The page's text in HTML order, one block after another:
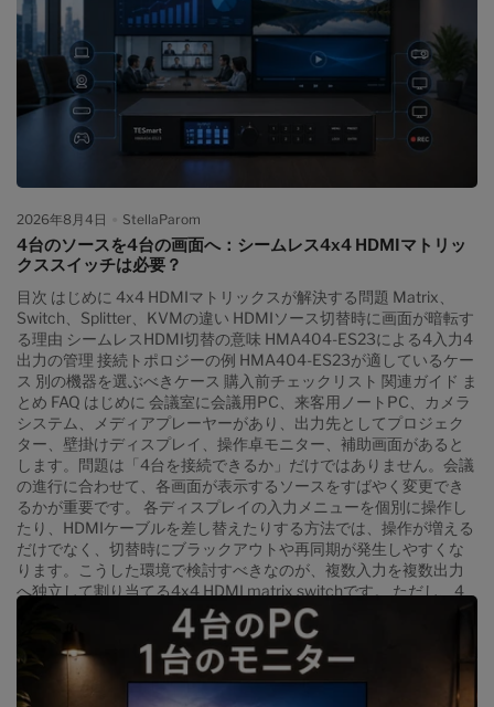
2026年8月4日 StellaParom
4台のソースを4台の画面へ：シームレス4x4 HDMIマトリッ
クススイッチは必要？
目次 はじめに 4x4 HDMIマトリックスが解決する問題 Matrix、
Switch、Splitter、KVMの違い HDMIソース切替時に画面が暗転す
る理由 シームレスHDMI切替の意味 HMA404-ES23による4入力4
出力の管理 接続トポロジーの例 HMA404-ES23が適しているケー
ス 別の機器を選ぶべきケース 購入前チェックリスト 関連ガイド ま
とめ FAQ はじめに 会議室に会議用PC、来客用ノートPC、カメラ
システム、メディアプレーヤーがあり、出力先としてプロジェク
ター、壁掛けディスプレイ、操作卓モニター、補助画面があると
します。問題は「4台を接続できるか」だけではありません。会議
の進行に合わせて、各画面が表示するソースをすばやく変更でき
るかが重要です。 各ディスプレイの入力メニューを個別に操作し
たり、HDMIケーブルを差し替えたりする方法では、操作が増える
だけでなく、切替時にブラックアウトや再同期が発生しやすくな
ります。こうした環境で検討すべきなのが、複数入力を複数出力
へ独立して割り当てる4x4 HDMI matrix switchです。 ただし、4
入力4出力という端子数だけで選ぶと、必要な機能と製品の役割が
一致しないことがあります。まずはHDMI Matrix、Switch、
Splitter、KVM、Multiviewer、Video Wall Processorがそれぞれ何
を解決する機器なのかを切り分ける必要があります。 4x4 HDMI
マトリックスが実際に解決する問題 4x4 HDMIマトリックスは、4